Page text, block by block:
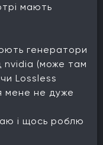
мають
генератори
nvidia (може там
Lossless
мене не дуже
і щось роблю